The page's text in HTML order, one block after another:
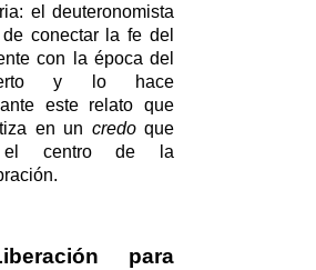
el deuteronomista
conectar la fe del
con la época del
y lo hace
este relato que
en un credoque
centro de la
para